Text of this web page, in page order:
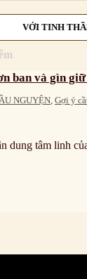
VỚI TINH
ban và gìn
NGUYỆN Gợi ý
dung tâm linh